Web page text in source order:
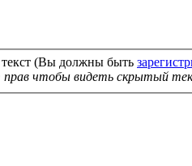
(Вы должны быть
прав чтобы видеть скрытый